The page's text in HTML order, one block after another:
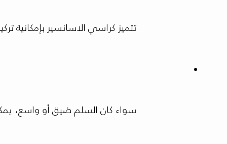
تتميز كراسي الاسانسير بإمكانية
سواء كان السلم ضيق أو واسع،